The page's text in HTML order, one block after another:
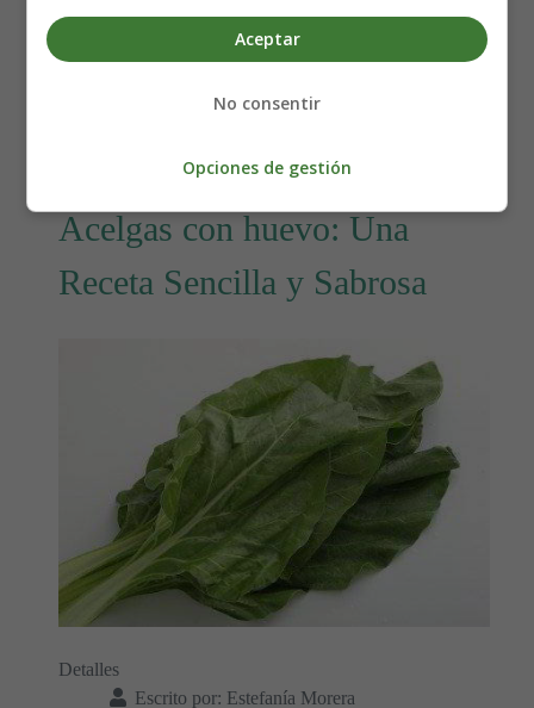
Última actualización: 13 Junio 2023
Bacon en Freidora de Aire 🥓
Acelgas con huevo: Una
Receta Sencilla y Sabrosa
Detalles
Escrito por: Estefanía Morera
Aceptar
No consentir
Opciones de gestión